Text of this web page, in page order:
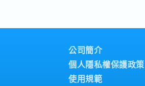
公司簡介
個人隱私權保護政策
使用規範